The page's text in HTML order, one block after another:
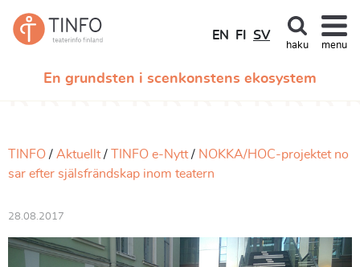
En grundsten i scenkonstens ekosystem
EN FI SV
haku menu
TINFO Aktuellt TINFO e-Nytt
NOKKA/HOC-projektet no
sar efter själsfrändskap inom teatern
28.08.2017